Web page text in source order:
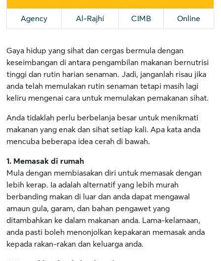
Agency Al-Rajhi CIMB Online
Gaya hidup yang sihat dan cergas bermula dengan
keseimbangan di antara pengambilan makanan bernutrisi
tinggi dan rutin harian senaman. Jadi, janganlah risau jika
anda telah memulakan rutin senaman tetapi masih lagi
keliru mengenai cara untuk memulakan pemakanan sihat.
Anda tidaklah perlu berbelanja besar untuk menikmati
makanan yang enak dan sihat setiap kali. Apa kata anda
mencuba beberapa idea cerah di bawah.
1. Memasak di rumah
Mula dengan membiasakan diri untuk memasak dengan
lebih kerap. Ia adalah alternatif yang lebih murah
berbanding makan di luar dan anda dapat mengawal
amaun gula, garam, dan bahan pengawet yang
ditambahkan ke dalam makanan anda. Lama-kelamaan,
anda pasti boleh menonjolkan kepakaran memasak anda
kepada rakan-rakan dan keluarga anda.